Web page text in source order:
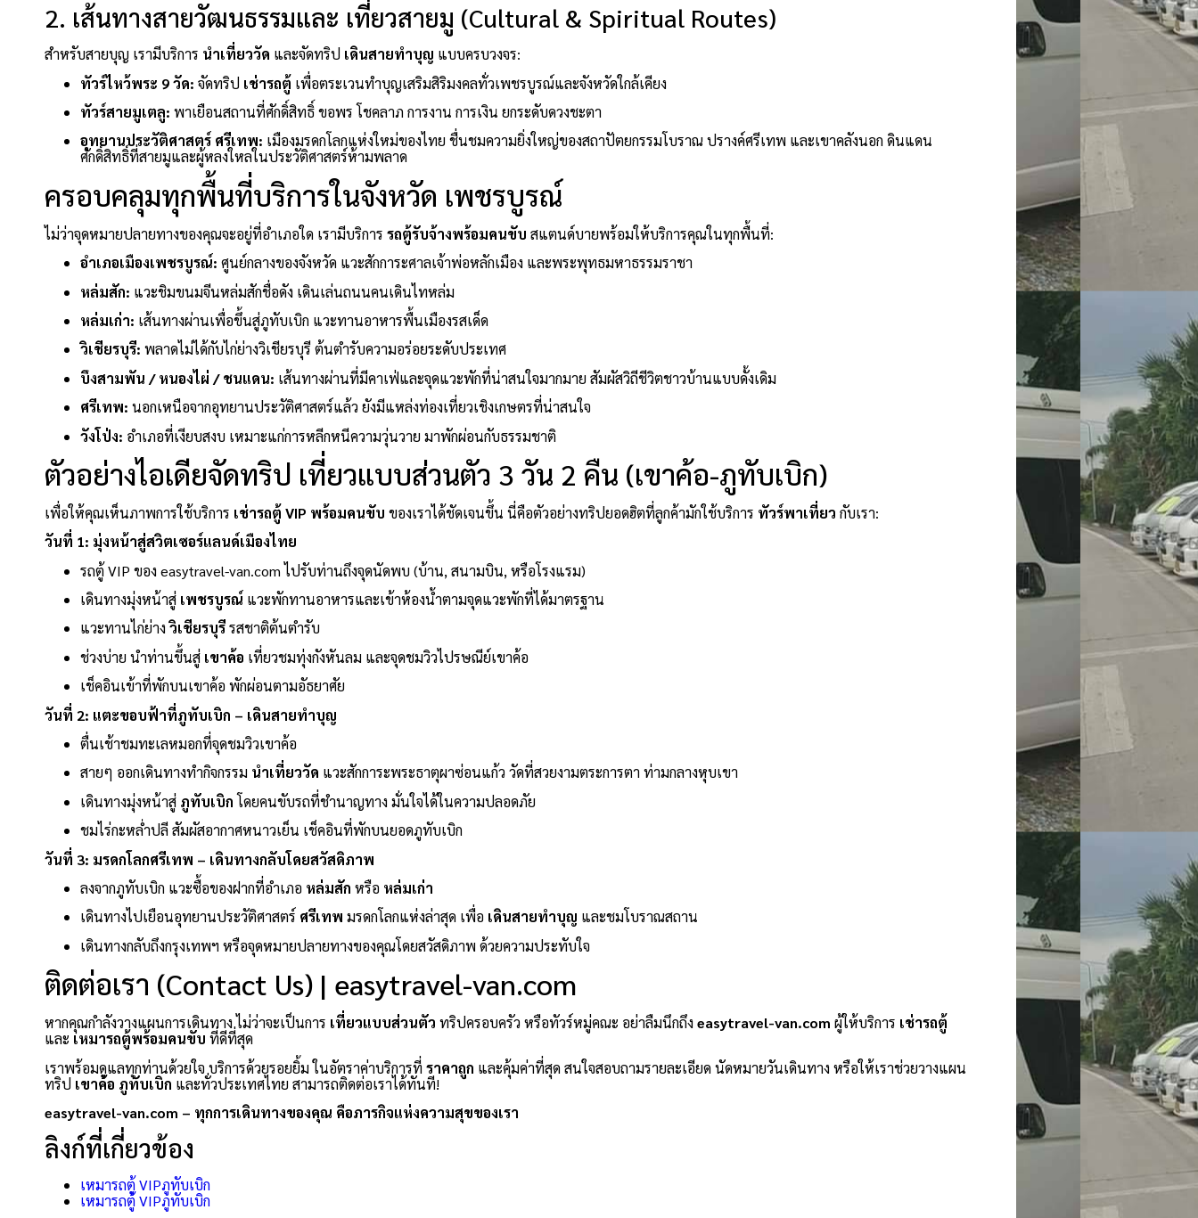
2. เส้นทางสายวัฒนธรรมและ เที่ยวสายมู (Cultural & Spiritual Routes)
สำหรับสายบุญ เรามีบริการ นำเที่ยววัด และจัดทริป เดินสายทำบุญ แบบครบวงจร:
ทัวร์ไหว้พระ 9 วัด: จัดทริป เช่ารถตู้ เพื่อตระเวนทำบุญเสริมสิริมงคลทั่วเพชรบูรณ์และจังหวัดใกล้เคียง
ทัวร์สายมูเตลู: พาเยือนสถานที่ศักดิ์สิทธิ์ ขอพร โชคลาภ การงาน การเงิน ยกระดับดวงชะตา
อุทยานประวัติศาสตร์ ศรีเทพ: เมืองมรดกโลกแห่งใหม่ของไทย ชื่นชมความยิ่งใหญ่ของสถาปัตยกรรมโบราณ ปรางค์ศรีเทพ และเขาคลังนอก ดินแดน
ศักดิ์สิทธิ์ที่สายมูและผู้หลงใหลในประวัติศาสตร์ห้ามพลาด
ครอบคลุมทุกพื้นที่บริการในจังหวัด เพชรบูรณ์
ไม่ว่าจุดหมายปลายทางของคุณจะอยู่ที่อำเภอใด เรามีบริการ รถตู้รับจ้างพร้อมคนขับ สแตนด์บายพร้อมให้บริการคุณในทุกพื้นที่:
อำเภอเมืองเพชรบูรณ์: ศูนย์กลางของจังหวัด แวะสักการะศาลเจ้าพ่อหลักเมือง และพระพุทธมหาธรรมราชา
หล่มสัก: แวะชิมขนมจีนหล่มสักชื่อดัง เดินเล่นถนนคนเดินไทหล่ม
หล่มเก่า: เส้นทางผ่านเพื่อขึ้นสู่ภูทับเบิก แวะทานอาหารพื้นเมืองรสเด็ด
วิเชียรบุรี: พลาดไม่ได้กับไก่ย่างวิเชียรบุรี ต้นตำรับความอร่อยระดับประเทศ
บึงสามพัน / หนองไผ่ / ชนแดน: เส้นทางผ่านที่มีคาเฟ่และจุดแวะพักที่น่าสนใจมากมาย สัมผัสวิถีชีวิตชาวบ้านแบบดั้งเดิม
ศรีเทพ: นอกเหนือจากอุทยานประวัติศาสตร์แล้ว ยังมีแหล่งท่องเที่ยวเชิงเกษตรที่น่าสนใจ
วังโป่ง: อำเภอที่เงียบสงบ เหมาะแก่การหลีกหนีความวุ่นวาย มาพักผ่อนกับธรรมชาติ
ตัวอย่างไอเดียจัดทริป เที่ยวแบบส่วนตัว 3 วัน 2 คืน (เขาค้อ-ภูทับเบิก)
เพื่อให้คุณเห็นภาพการใช้บริการ เช่ารถตู้ VIP พร้อมคนขับ ของเราได้ชัดเจนขึ้น นี่คือตัวอย่างทริปยอดฮิตที่ลูกค้ามักใช้บริการ ทัวร์พาเที่ยว กับเรา:
วันที่ 1: มุ่งหน้าสู่สวิตเซอร์แลนด์เมืองไทย
รถตู้ VIP ของ easytravel-van.com ไปรับท่านถึงจุดนัดพบ (บ้าน, สนามบิน, หรือโรงแรม)
เดินทางมุ่งหน้าสู่ เพชรบูรณ์ แวะพักทานอาหารและเข้าห้องน้ำตามจุดแวะพักที่ได้มาตรฐาน
แวะทานไก่ย่างวิเชียรบุรีรสชาติต้นตำรับ
ช่วงบ่าย นำท่านขึ้นสู่ เขาค้อ เที่ยวชมทุ่งกังหันลม และจุดชมวิวไปรษณีย์เขาค้อ
เช็คอินเข้าที่พักบนเขาค้อ พักผ่อนตามอัธยาศัย
วันที่ 2: แตะขอบฟ้าที่ภูทับเบิก – เดินสายทำบุญ
ตื่นเช้าชมทะเลหมอกที่จุดชมวิวเขาค้อ
สายๆ ออกเดินทางทำกิจกรรม นำเที่ยววัด แวะสักการะพระธาตุผาซ่อนแก้ว วัดที่สวยงามตระการตา ท่ามกลางหุบเขา
เดินทางมุ่งหน้าสู่ ภูทับเบิกโดยคนขับรถที่ชำนาญทาง มั่นใจได้ในความปลอดภัย
ชมไร่กะหล่ำปลี สัมผัสอากาศหนาวเย็น เช็คอินที่พักบนยอดภูทับเบิก
วันที่ 3: มรดกโลกศรีเทพ – เดินทางกลับโดยสวัสดิภาพ
ลงจากภูทับเบิก แวะซื้อของฝากที่อำเภอ หล่มสัก หรือ หล่มเก่า
เดินทางไปเยือนอุทยานประวัติศาสตร์ ศรีเทพ มรดกโลกแห่งล่าสุด เพื่อ เดินสายทำบุญ และชมโบราณสถาน
เดินทางกลับถึงกรุงเทพฯ หรือจุดหมายปลายทางของคุณโดยสวัสดิภาพ ด้วยความประทับใจ
ติดต่อเรา (Contact Us) | easytravel-van.com
หากคุณกำลังวางแผนการเดินทาง ไม่ว่าจะเป็นการ เที่ยวแบบส่วนตัว ทริปครอบครัว หรือทัวร์หมู่คณะ อย่าลืมนึกถึง easytravel-van.com ผู้ให้บริการ เช่ารถตู้
และ เหมารถตู้พร้อมคนขับ ที่ดีที่สุด
เราพร้อมดูแลทุกท่านด้วยใจ บริการด้วยรอยยิ้ม ในอัตราค่าบริการที่ ราคาถูก และคุ้มค่าที่สุด สนใจสอบถามรายละเอียด นัดหมายวันเดินทาง หรือให้เราช่วยวางแผน
ทริป เขาค้อ ภูทับเบิก และทั่วประเทศไทย สามารถติดต่อเราได้ทันที!
easytravel-van.com – ทุกการเดินทางของคุณ คือภารกิจแห่งความสุขของเรา
ลิงก์ที่เกี่ยวข้อง
เหมารถตู้ VIPภูทับเบิก
เหมารถตู้ VIPภูทับเบิก